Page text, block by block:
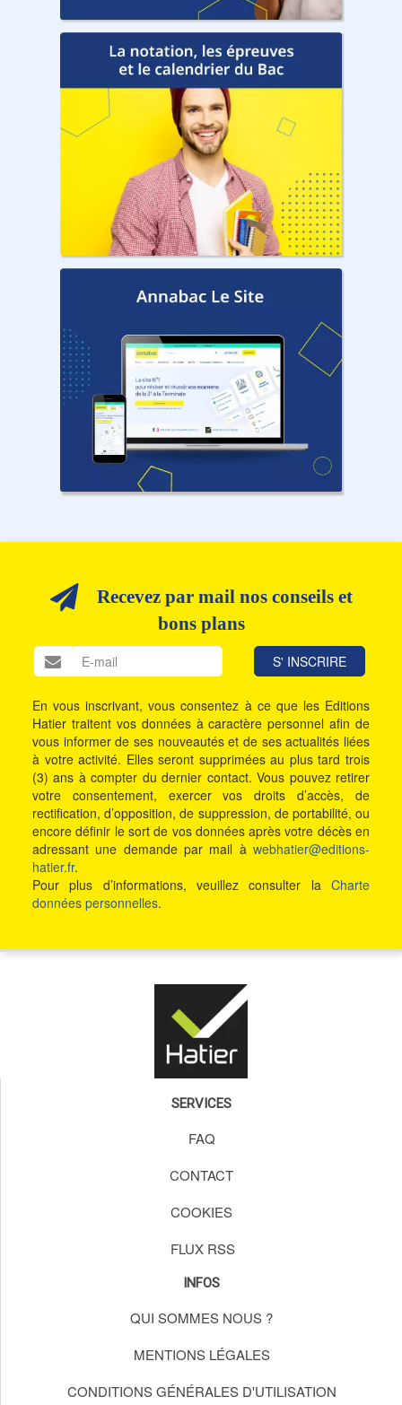
Recevez par mail nos conseils et
bons plans
En vous inscrivant, vous consentez à ce que les Editions
Hatier traitent vos données à caractère personnel afin de
vous informer de ses nouveautés et de ses actualités liées
à votre activité. Elles seront supprimées au plus tard trois
(3) ans à compter du dernier contact. Vous pouvez retirer
votre consentement, exercer vos droits d’accès, de
rectification, d’opposition, de suppression, de portabilité, ou
encore définir le sort de vos données après votre décès en
adressant une demande par mail à webhatier@editions-
hatier.fr.
Pour plus d’informations, veuillez consulter la Charte
données personnelles.
SERVICES
FAQ
CONTACT
COOKIES
FLUX RSS
INFOS
QUI SOMMES NOUS ?
MENTIONS LÉGALES
CONDITIONS GÉNÉRALES D'UTILISATION